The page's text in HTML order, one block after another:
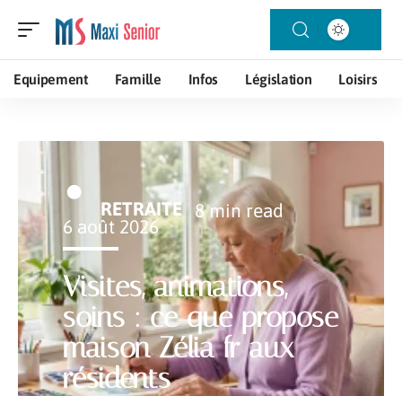
Equipement Famille Infos Législation Loisirs
Visites, animations,
soins : ce que propose
maison Zélia fr aux
résidents
RETRAITE 8 min read
6 août 2026